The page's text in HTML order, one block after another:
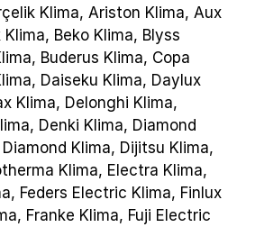
Klima, Ariston Klima, Aux
Beko Klima, Blyss
Buderus Klima, Copa
Daiseku Klima, Daylux
Klima, Delonghi Klima,
Denki Klima, Diamond
Klima, Dijitsu Klima,
Klima, Electra Klima,
Feders Electric Klima, Finlux
Franke Klima, Fuji Electric